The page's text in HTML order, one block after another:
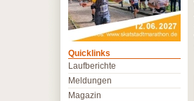
Quicklinks
Laufberichte
Meldungen
Magazin